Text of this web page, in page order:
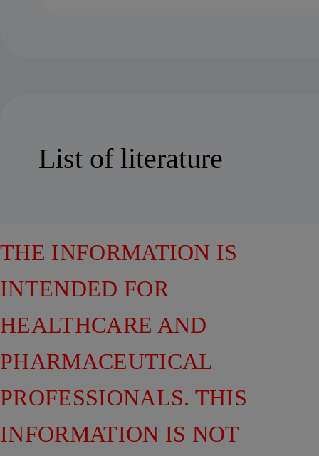
List of literature
THE INFORMATION IS
INTENDED FOR
HEALTHCARE AND
PHARMACEUTICAL
PROFESSIONALS. THIS
INFORMATION IS NOT